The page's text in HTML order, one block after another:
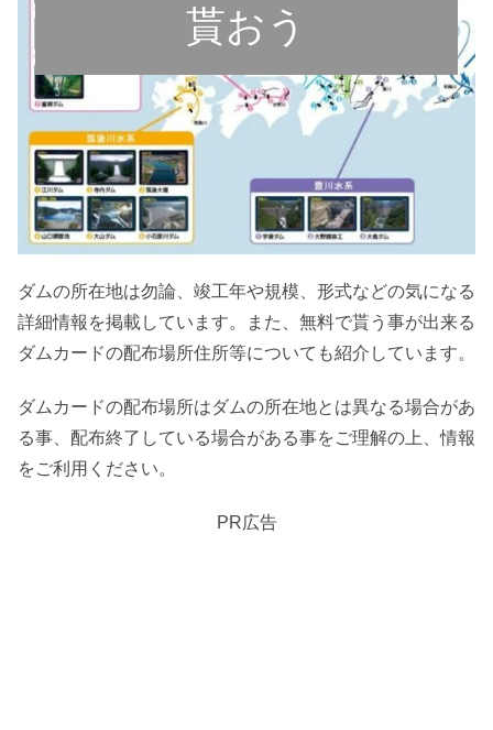
貰おう
ダムの所在地は勿論、竣工年や規模、形式などの気になる
詳細情報を掲載しています。また、無料で貰う事が出来る
ダムカードの配布場所住所等についても紹介しています。
ダムカードの配布場所はダムの所在地とは異なる場合があ
る事、配布終了している場合がある事をご理解の上、情報
をご利用ください。
PR広告